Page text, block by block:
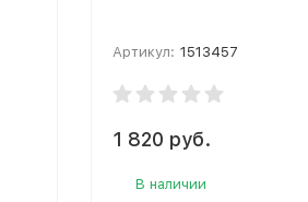
Артикул: 1513457
1 820 руб.
В наличии